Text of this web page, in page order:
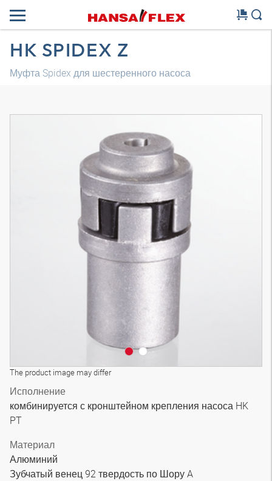
HK SPIDEX Z
Муфта Spidex для шестеренного насоса
The product image may differ
Исполнение
комбинируется с кронштейном крепления насоса HK
PT
Материал
Алюминий
Зубчатый венец 92 твердость по Шору A